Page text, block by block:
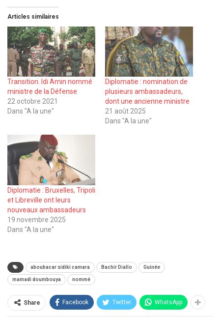
Articles similaires
Transition. Idi Amin nommé
ministre de la Défense
22 octobre 2021
Dans "A la une"
Diplomatie : nomination de
plusieurs ambassadeurs,
dont une ancienne ministre
21 août 2025
Dans "A la une"
Diplomatie : Bruxelles, Tripoli
et Libreville ont leurs
nouveaux ambassadeurs
19 novembre 2025
Dans "A la une"
aboubacar sidiki camara Bachir Diallo Guinée
mamadi doumbouya nommé
Share Facebook Twitter WhatsApp